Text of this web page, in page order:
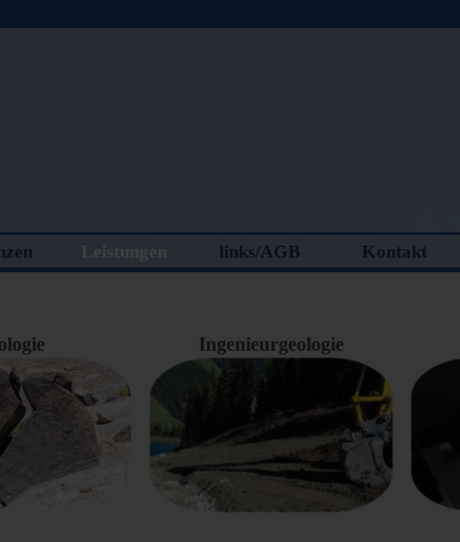
Menü überspringen
Leistungen links/AGB Kontakt
Ingenieurgeologie